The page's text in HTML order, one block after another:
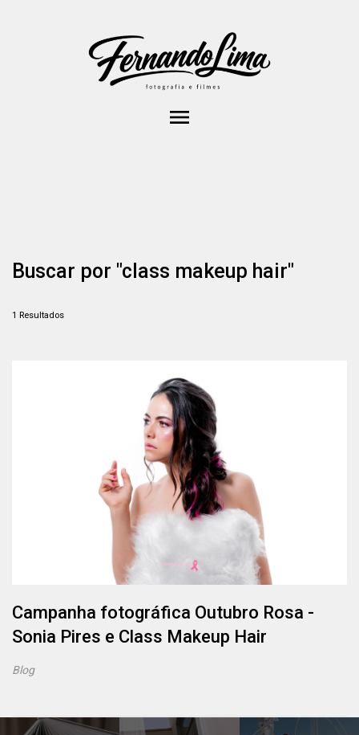
menu
Buscar por "class makeup hair"
1 Resultados
Campanha fotográfica Outubro Rosa -
Sonia Pires e Class Makeup Hair
Blog